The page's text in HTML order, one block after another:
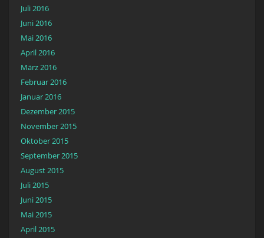
Juli 2016
Juni 2016
Mai 2016
April 2016
März 2016
Februar 2016
Januar 2016
Dezember 2015
November 2015
Oktober 2015
September 2015
August 2015
Juli 2015
Juni 2015
Mai 2015
April 2015